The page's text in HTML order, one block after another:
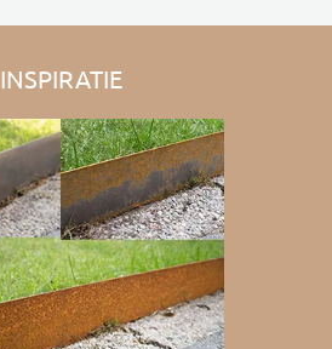
INSPIRATIE